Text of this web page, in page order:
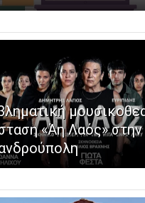
«Άη Λαός» στην